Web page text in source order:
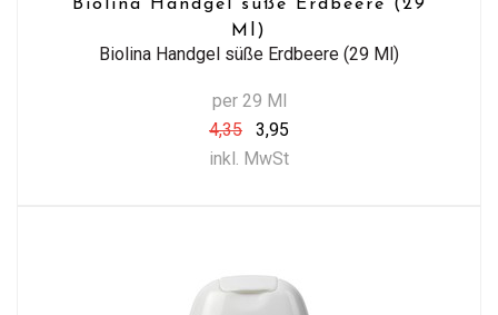
Biolina Handgel süße Erdbeere (29
Ml)
Biolina Handgel süße Erdbeere (29 Ml)
per 29 Ml
4,35
3,95
inkl. MwSt